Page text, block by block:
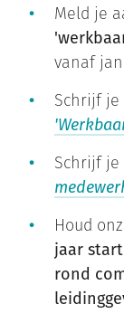
Meld je
vanaf
Schrijf
Schrijf
Houd
jaar
rond